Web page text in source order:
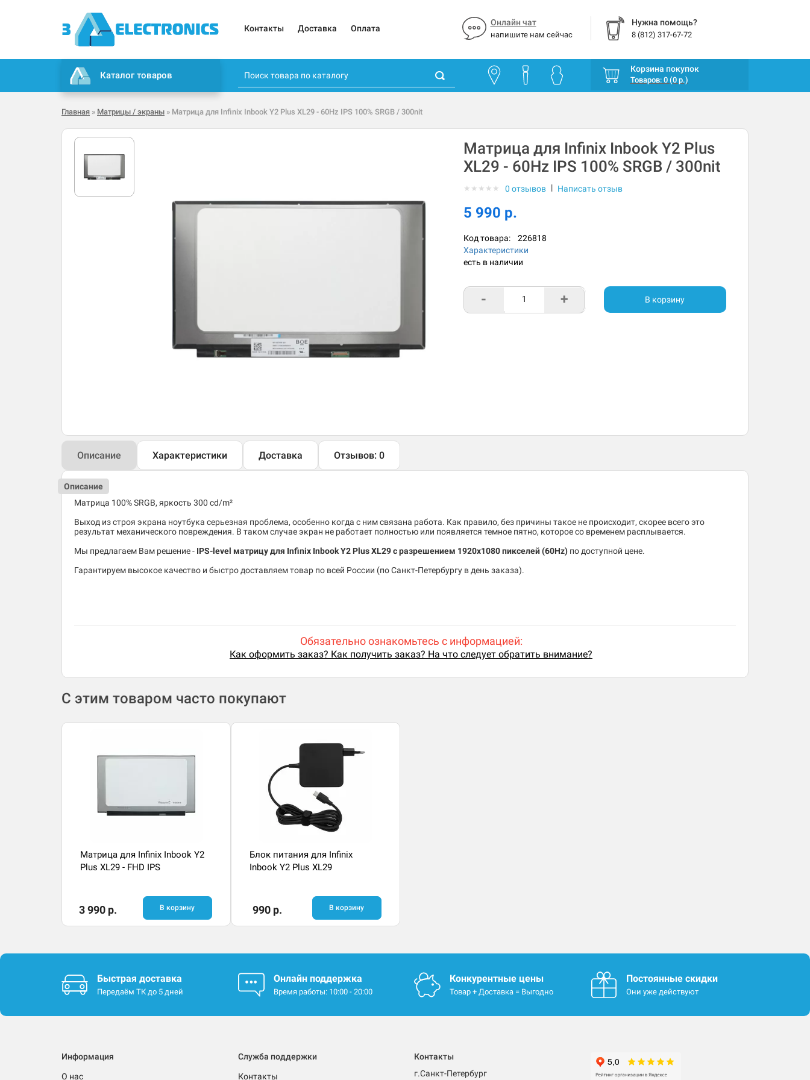
Контакты Доставка Оплата
Онлайн чат
напишите нам сейчас
Нужна помощь?
8 (812) 317-67-72
Каталог товаров
Корзина покупок
Товаров: 0 (0 р.)
Главная » Матрицы / экраны » Матрица для Infinix Inbook Y2 Plus XL29 - 60Hz IPS 100% SRGB / 300nit
Матрица для Infinix Inbook Y2 Plus
XL29 - 60Hz IPS 100% SRGB / 300nit
★ ★ ★ ★ ★ 0 отзывов | Написать отзыв
5 990 р.
Код товара: 226818
Характеристики
есть в наличии
- + В корзину
Описание Характеристики Доставка Отзывов: 0
Описание
Матрица 100% SRGB, яркость 300 cd/m²
Выход из строя экрана ноутбука серьезная проблема, особенно когда с ним связана работа. Как правило, без причины такое не происходит, скорее всего это
результат механического повреждения. В таком случае экран не работает полностью или появляется темное пятно, которое со временем расплывается.
Мы предлагаем Вам решение - IPS-level матрицу для Infinix Inbook Y2 Plus XL29 c разрешением 1920x1080 пикселей (60Hz) по доступной цене.
Гарантируем высокое качество и быстро доставляем товар по всей России (по Санкт-Петербургу в день заказа).
Обязательно ознакомьтесь с информацией:
Как оформить заказ? Как получить заказ? На что следует обратить внимание?
С этим товаром часто покупают
Матрица для Infinix Inbook Y2
Plus XL29 - FHD IPS
3 990 р. В корзину
Блок питания для Infinix
Inbook Y2 Plus XL29
990 р. В корзину
Быстрая доставка
Передаём ТК до 5 дней
Онлайн поддержка
Время работы: 10:00 - 20:00
Конкурентные цены
Товар + Доставка = Выгодно
Постоянные скидки
Они уже действуют
Информация
О нас
Служба поддержки
Контакты
Контакты
г.Санкт-Петербург